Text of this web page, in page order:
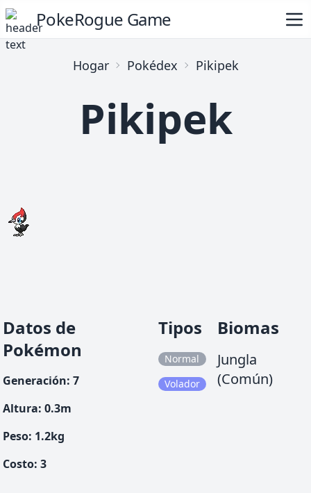
PokeRogue Game
Hogar Pokédex Pikipek
Pikipek
Datos de
Pokémon
Generación: 7
Altura: 0.3m
Peso: 1.2kg
Costo: 3
Tipos
Normal
Volador
Biomas
Jungla
(Común)